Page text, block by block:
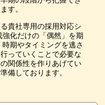
す。
貴社専用の採用対応シ
化だけの「偶然」を期
期やタイミングを逃さ
っていくことで必要な
関係性を作りあげてい
備しております。